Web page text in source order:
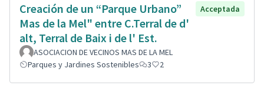
Creación de un “Parque Urbano”
Mas de la Mel" entre C.Terral de d'
alt, Terral de Baix i de l' Est.
Acceptada
ASOCIACION DE VECINOS MAS DE LA MEL
Parques y Jardines Sostenibles
3 2